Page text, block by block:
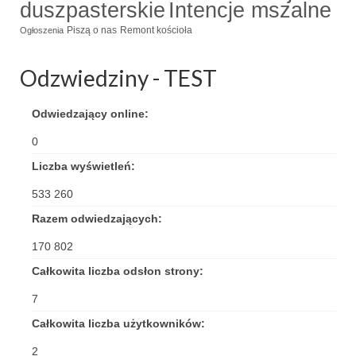
Triduum Św. St. Kostka 2018
Wyklętych” 2018
Galerie 2017
Wprowadzenie nowego Proboszcza
Zaprzyjaźnione strony
duszpasterskie Intencje mszalne
Ogłoszenia Piszą o nas Remont kościoła
Odzwiedziny - TEST
Odwiedzający online:
0
Liczba wyświetleń:
533 260
Razem odwiedzających:
170 802
Całkowita liczba odsłon strony:
7
Całkowita liczba użytkowników:
2